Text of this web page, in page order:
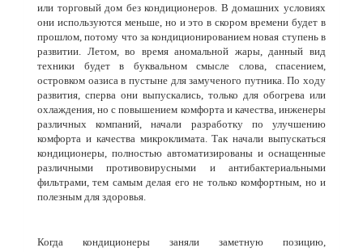
или торговый дом без кондиционеров. В домашних условиях
они используются меньше, но и это в скором времени будет в
прошлом, потому что за кондиционированием новая ступень в
развитии. Летом, во время аномальной жары, данный вид
техники будет в буквальном смысле слова, спасением,
островком оазиса в пустыне для замученого путника. По ходу
развития, сперва они выпускались, только для обогрева или
охлаждения, но с повышением комфорта и качества, инженеры
различных компаний, начали разработку по улучшению
комфорта и качества микроклимата. Так начали выпускаться
кондиционеры, полностью автоматизированы и оснащенные
различными противовирусными и антибактериальными
фильтрами, тем самым делая его не только комфортным, но и
полезным для здоровья.
Когда кондиционеры заняли заметную позицию,